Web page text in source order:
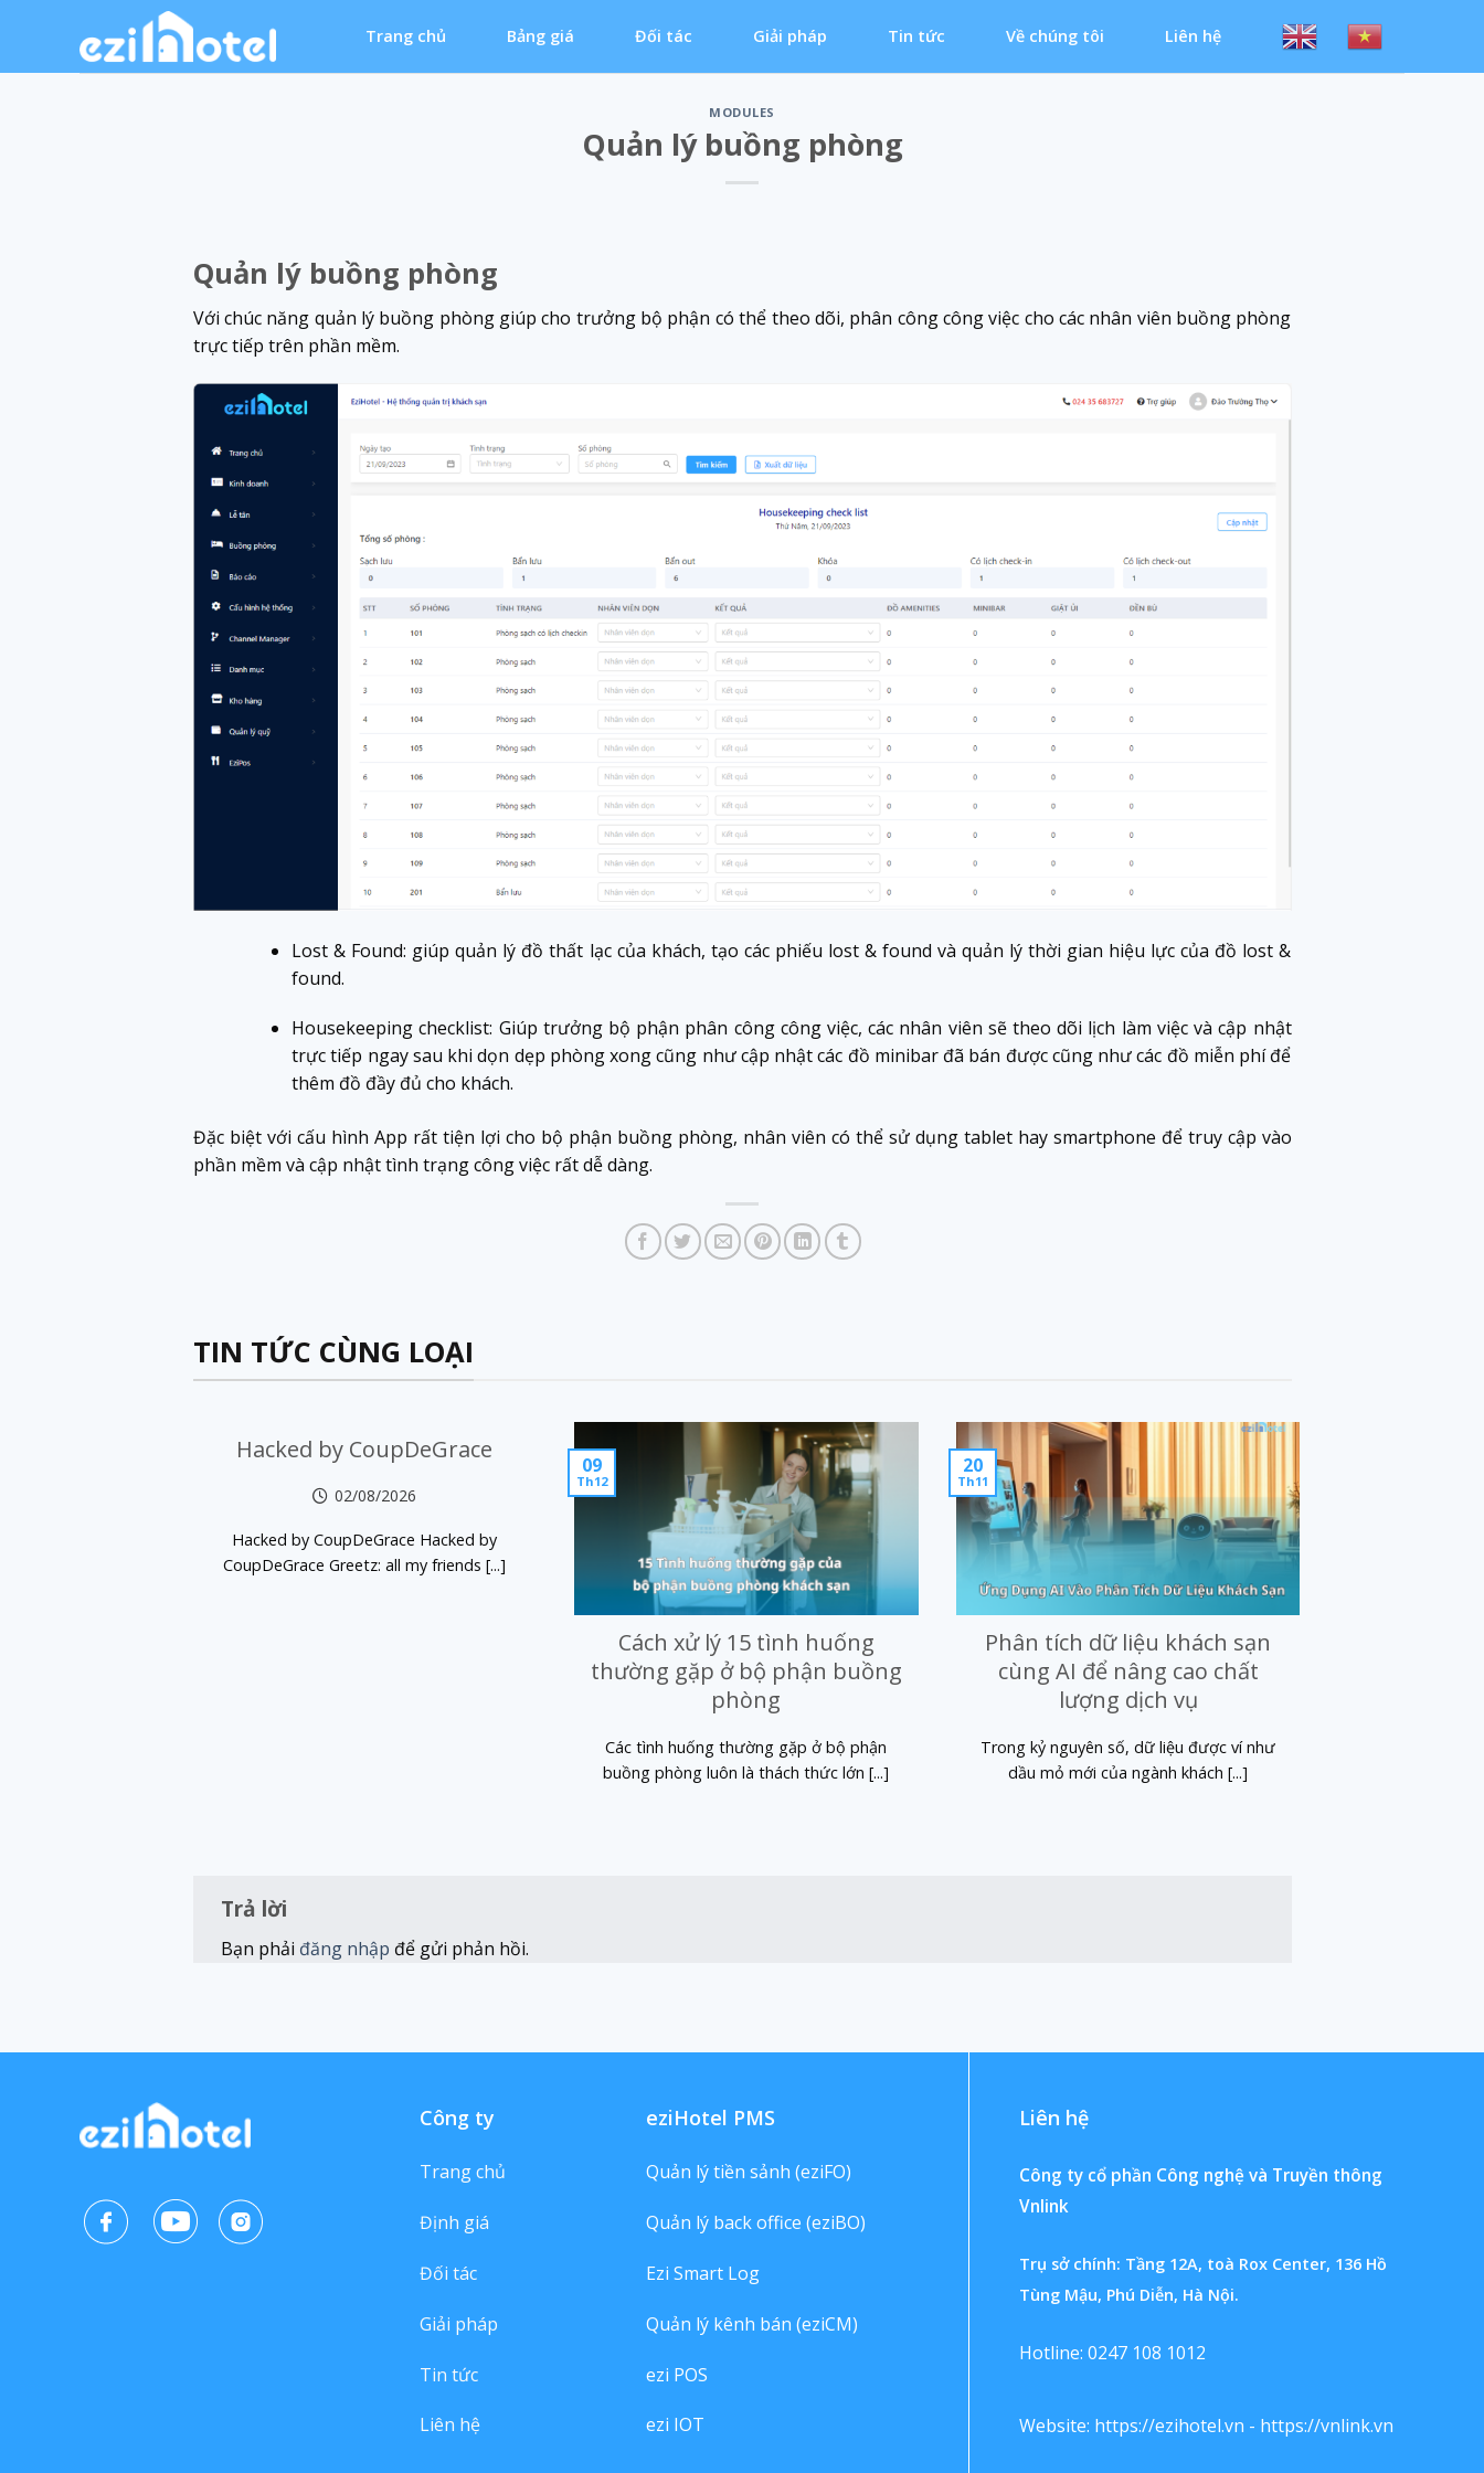
content
Trang chủ Bảng giá Đối tác Giải pháp Tin tức Về chúng tôi Liên hệ
MODULES
Quản lý buồng phòng
Quản lý buồng phòng
Với chúc năng quản lý buồng phòng giúp cho trưởng bộ phận có thể theo dõi, phân công công việc cho các nhân viên buồng phòng
trực tiếp trên phần mềm.
Lost & Found: giúp quản lý đồ thất lạc của khách, tạo các phiếu lost & found và quản lý thời gian hiệu lực của đồ lost &
found.
Housekeeping checklist: Giúp trưởng bộ phận phân công công việc, các nhân viên sẽ theo dõi lịch làm việc và cập nhật
trực tiếp ngay sau khi dọn dẹp phòng xong cũng như cập nhật các đồ minibar đã bán được cũng như các đồ miễn phí để
thêm đồ đầy đủ cho khách.
Đặc biệt với cấu hình App rất tiện lợi cho bộ phận buồng phòng, nhân viên có thể sử dụng tablet hay smartphone để truy cập vào
phần mềm và cập nhật tình trạng công việc rất dễ dàng.
TIN TỨC CÙNG LOẠI
Hacked by CoupDeGrace
02/08/2026
Hacked by CoupDeGrace Hacked by
CoupDeGrace Greetz: all my friends [...]
Cách xử lý 15 tình huống
thường gặp ở bộ phận buồng
phòng
Các tình huống thường gặp ở bộ phận
buồng phòng luôn là thách thức lớn [...]
09
Th12
Phân tích dữ liệu khách sạn
cùng AI để nâng cao chất
lượng dịch vụ
Trong kỷ nguyên số, dữ liệu được ví như
dầu mỏ mới của ngành khách [...]
20
Th11
Trả lời
Bạn phải đăng nhập để gửi phản hồi.
Công ty
Trang chủ
Định giá
Đối tác
Giải pháp
Tin tức
Liên hệ
eziHotel PMS
Quản lý tiền sảnh (eziFO)
Quản lý back office (eziBO)
Ezi Smart Log
Quản lý kênh bán (eziCM)
ezi POS
ezi IOT
Liên hệ
Công ty cổ phần Công nghệ và Truyền thông
Vnlink
Trụ sở chính: Tầng 12A, toà Rox Center, 136 Hồ
Tùng Mậu, Phú Diễn, Hà Nội.
Hotline: 0247 108 1012
Website: https://ezihotel.vn - https://vnlink.vn